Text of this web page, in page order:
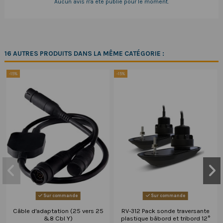
Aucun avis n'a été publié pour le moment.
16 AUTRES PRODUITS DANS LA MÊME CATÉGORIE :
-15%
Sur commande
Câble d'adaptation (25 vers 25
&8 Cbl Y)
-15%
Sur commande
RV-312 Pack sonde traversante
plastique bâbord et tribord 12°